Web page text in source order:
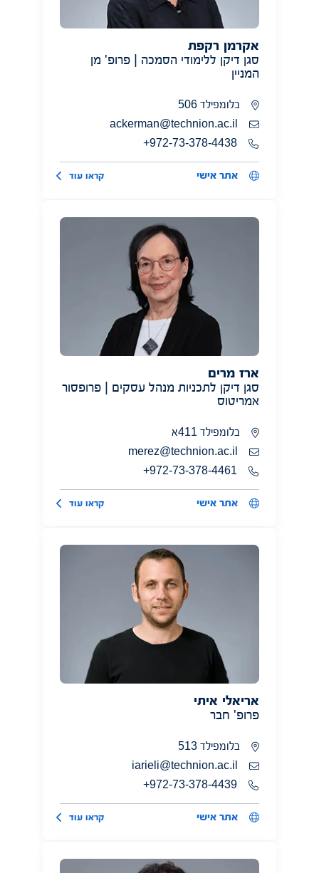
אקרמן רקפת
סגן דיקן ללימודי הסמכה | פרופ' מן
המניין
בלומפילד 506
אתר אישי קראו עוד
ארז מרים
סגן דיקן לתכניות מנהל עסקים | פרופסור
אמריטוס
בלומפילד 411א
אתר אישי קראו עוד
אריאלי איתי
פרופ' חבר
בלומפילד 513
אתר אישי קראו עוד